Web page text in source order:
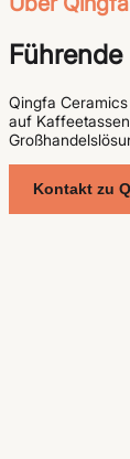
Qingfa
auf
Kontakt zu